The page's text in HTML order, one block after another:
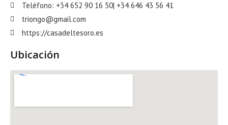
Teléfono: +34 652 90 16 50| +34 646 43 56 41
triongo@gmail.com
https://casadeltesoro.es
Ubicación